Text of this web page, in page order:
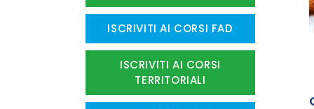
ISCRIVITI AI CORSI FAD
ISCRIVITI AI CORSI
TERRITORIALI